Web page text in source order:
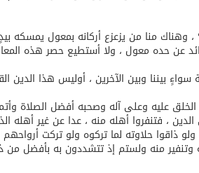
وهناك منا من يزعزع أركانه بمعول يمسكه
عن حده معول ، ولا أستطيع حصر هذه
بيننا وبين الآخرين ، أوليس هذا الدين
عليه وعلى آله وصحبه أفضل الصلاة
، فتنفروا أهله منه ، عدا عن غير أهله
ذاقوا حلاوته لما تركوه ولو تركت أرواحهم
وتنفير منه ولستم إذ تتشددون به بأفضل